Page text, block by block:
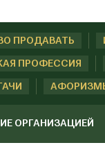
ПРОДАВАТЬ
ПРОФЕССИЯ
ОРГАНИЗАЦИЕЙ